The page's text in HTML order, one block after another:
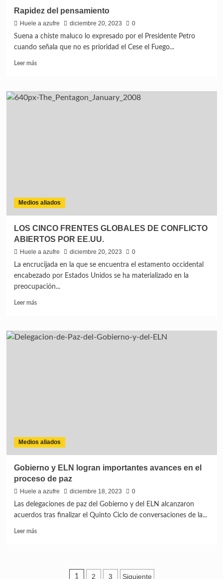
Rapidez del pensamiento
Huele a azufre diciembre 20, 2023
0
Suena a chiste maluco lo expresado por el Presidente Petro
cuando señala que no es prioridad el Cese el Fuego...
Leer más
Medios aliados
LOS CINCO FRENTES GLOBALES DE CONFLICTO
ABIERTOS POR EE.UU.
Huele a azufre diciembre 20, 2023
0
La encrucijada en la que se encuentra el estamento occidental
encabezado por Estados Unidos se ha materializado en la
preocupación...
Leer más
Medios aliados
Gobierno y ELN logran importantes avances en el
proceso de paz
Huele a azufre diciembre 18, 2023
0
Las delegaciones de paz del Gobierno y del ELN alcanzaron
acuerdos tras finalizar el Quinto Ciclo de conversaciones de la...
Leer más
1 2 3 Siguiente